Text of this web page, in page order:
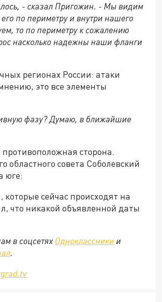
- сказал Пригожин. - Мы видим
по периметру и внутри нашего
то по периметру к сожалению
насколько надежны наши фланги
регионах России: атаки
это все элементы
фазу? Думаю, в ближайшие
сторона.
областного совета Соболевский
юге:
сейчас происходят на
что никакой объявленной даты
в соцсетях Одноклассники и
.